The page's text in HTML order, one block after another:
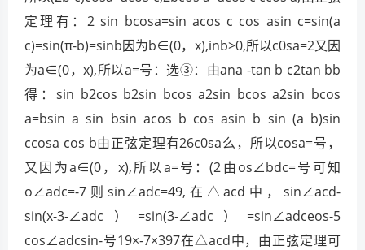
定理有：2 sin bcosa=sin acos c cos asin c=sin(a
c)=sin(π-b)=sinb因为b∈(0，x),inb>0,所以c0sa=2又因
为a∈(0，x),所以a=号：选③：由ana -tan b c2tan bb
得：sin b2cos b2sin bcos a2sin bcos a2sin bcos
a=bsin a sin bsin acos b cos asin b sin (a b)sin
ccosa cos b由正弦定理有26c0sa么，所以cosa=号，
又因为a∈(0，x),所以a=号：(2由os∠bdc=号可知
o∠adc=-7则sin∠adc=49,在△acd中，sin∠acd-
sin(x-3-∠adc）=sin(3-∠adc）=sin∠adceos-5
cos∠adcsin-号19×-7×397在△acd中，由正弦定理可